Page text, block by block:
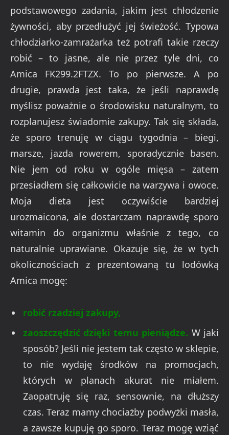
podstawowego zadania, jakim jest chłodzenie
żywności, aby przedłużyć jej świeżość. Typowa
chłodziarko-zamrażarka też potrafi takie rzeczy
robić – to jasne, ale nie przez tyle dni, co
Amica FK299.2FTZX. To po pierwsze. A po
drugie, prawda jest taka, że jeśli naprawdę
myślisz poważnie o środowisku naturalnym, to
rozplanujesz świadomie zakupy. Tak się składa,
że sporo trenuję w ciągu tygodnia – biegi,
marsze, jazda rowerem, sporadycznie basen.
Nie jem od roku w ogóle mięsa – zatem
przesiadłem się całkowicie na warzywa i owoce.
Moja dieta jest oczywiście bardziej
urozmaicona, ale dostarczam naprawdę sporo
witamin do organizmu właśnie z tego, co
naturalnie uprawiane. Okazuje się, że w tych
okolicznościach z prezentowaną tu lodówką
Amica mogę:
robić rzadziej zakupy,
zaoszczędzić dzięki temu pieniądze. W jaki
sposób? Jeśli nie jestem tak często w sklepie,
to nie wydaję środków na promocjach,
których w planach akurat nie miałem.
Zaopatruję się raz, sensownie, na dłuższy
czas. Teraz mamy chociażby podwyżki masła,
a zawsze kupuję go sporo. Teraz mogę wziąć